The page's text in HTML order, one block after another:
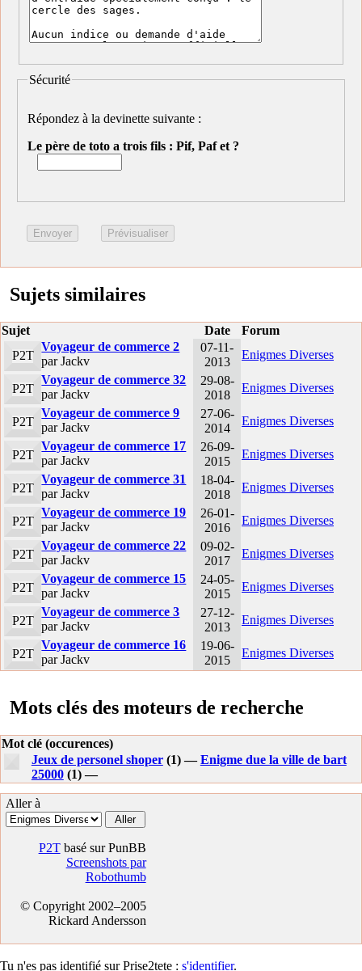
Sécurité
Répondez à la devinette suivante :
Le père de toto a trois fils : Pif, Paf et ?
Sujets similaires
Sujet Date
Forum
P2T
Voyageur de commerce 2
par Jackv
07-11-
2013
Enigmes Diverses
P2T
Voyageur de commerce 32
par Jackv
29-08-
2018
Enigmes Diverses
P2T
Voyageur de commerce 9
par Jackv
27-06-
2014
Enigmes Diverses
P2T
Voyageur de commerce 17
par Jackv
26-09-
2015
Enigmes Diverses
P2T
Voyageur de commerce 31
par Jackv
18-04-
2018
Enigmes Diverses
P2T
Voyageur de commerce 19
par Jackv
26-01-
2016
Enigmes Diverses
P2T
Voyageur de commerce 22
par Jackv
09-02-
2017
Enigmes Diverses
P2T
Voyageur de commerce 15
par Jackv
24-05-
2015
Enigmes Diverses
P2T
Voyageur de commerce 3
par Jackv
27-12-
2013
Enigmes Diverses
P2T
Voyageur de commerce 16
par Jackv
19-06-
2015
Enigmes Diverses
Mots clés des moteurs de recherche
Mot clé (occurences)
Jeux de personel shoper(1) —Enigme due la ville de bart
25000(1) —
Aller à
P2Tbasé sur PunBB
Screenshots par
Robothumb
© Copyright 2002–2005
Rickard Andersson
Tu n'es pas identifié sur Prise2tete : s'identifier.